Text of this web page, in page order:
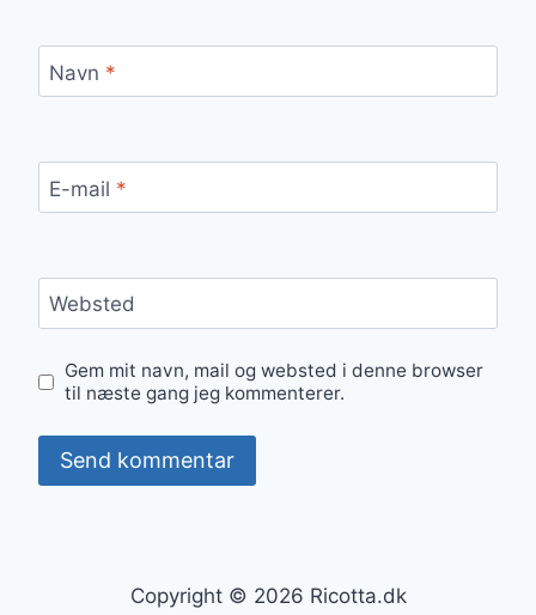
Navn *
E-mail *
Websted
Gem mit navn, mail og websted i denne browser
til næste gang jeg kommenterer.
Copyright © 2026 Ricotta.dk